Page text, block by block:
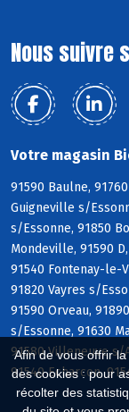
Afin de vous offrir
des cookies : pour
récolter des
Nous suivre
Votre magasin
91590 Baulne,
Guigneville s/
s/Essonne, 91850
Mondeville, 91590
91540 Fontenay-le-
91820 Vayres s/
91590 Orveau,
s/Essonne, 91630
91580 Villeneuve s/
91540 Echarcon,